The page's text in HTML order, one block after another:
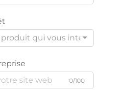
qui vous intéresse
0/100